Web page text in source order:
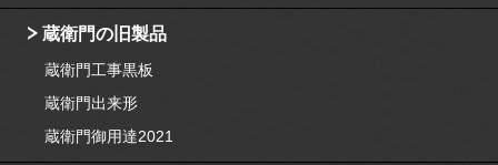
蔵衛門の旧製品
蔵衛門工事黒板
蔵衛門出来形
蔵衛門御用達2021